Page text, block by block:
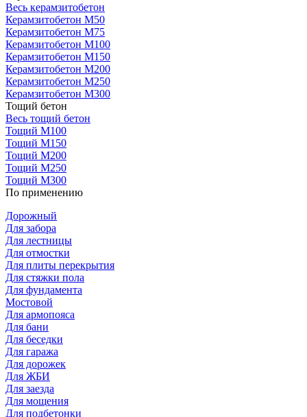
Весь керамзитобетон
Керамзитобетон М50
Керамзитобетон М75
Керамзитобетон М100
Керамзитобетон М150
Керамзитобетон М200
Керамзитобетон М250
Керамзитобетон М300
Тощий бетон
Весь тощий бетон
Тощий М100
Тощий М150
Тощий М200
Тощий М250
Тощий М300
По применению
Дорожный
Для забора
Для лестницы
Для отмостки
Для плиты перекрытия
Для стяжки пола
Для фундамента
Мостовой
Для армопояса
Для бани
Для беседки
Для гаража
Для дорожек
Для ЖБИ
Для заезда
Для мощения
Для подбетонки